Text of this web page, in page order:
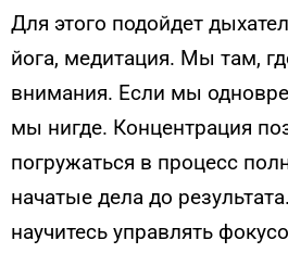
Для этого подойдет
йога, медитация. Мы там,
внимания. Если мы
мы нигде. Концентрация
погружаться в процесс
начатые дела до
научитесь управлять